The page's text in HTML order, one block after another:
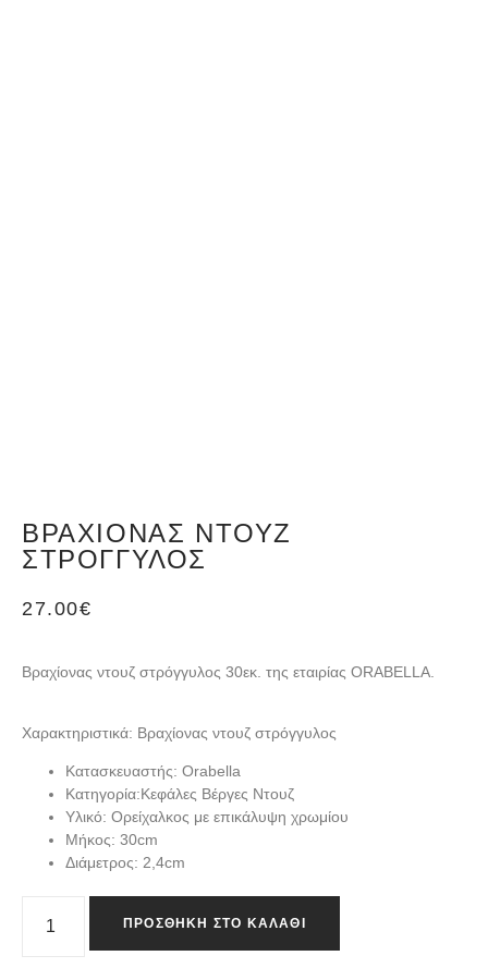
ΒΡΑΧΊOΝΑΣ ΝΤΟΥΖ
ΣΤΡΌΓΓΥΛΟΣ
27.00€
Bραχίονας ντουζ στρόγγυλος 30εκ. της εταιρίας ORABELLA.
Χαρακτηριστικά: Βραχίoνας ντουζ στρόγγυλος
Κατασκευαστής: Orabella
Κατηγορία:Κεφάλες Βέργες Ντουζ
Υλικό: Ορείχαλκος με επικάλυψη χρωμίου
Μήκος: 30cm
Διάμετρος: 2,4cm
ΠΡΟΣΘΉΚΗ ΣΤΟ ΚΑΛΆΘΙ